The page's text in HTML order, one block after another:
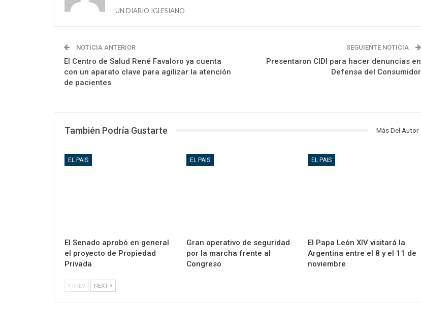
UN DIARIO IGLESIANO
NOTICIA ANTERIOR
El Centro de Salud René Favaloro ya cuenta
con un aparato clave para agilizar la atención
de pacientes
SEGUIENTE NOTICIA
Presentaron CIDI para hacer denuncias en
Defensa del Consumidor
También Podría Gustarte Más Del Autor
EL PAIS
El Senado aprobó en general
el proyecto de Propiedad
Privada
EL PAIS
Gran operativo de seguridad
por la marcha frente al
Congreso
EL PAIS
El Papa León XIV visitará la
Argentina entre el 8 y el 11 de
noviembre
PREV NEXT